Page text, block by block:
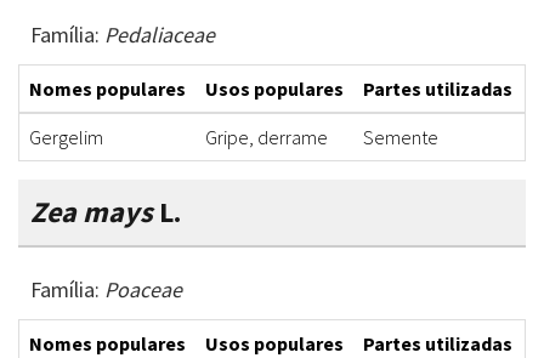
Família: Pedaliaceae
Nomes populares Usos populares Partes utilizadas
Gergelim
Gripe, derrame Semente
Zea maysL.
Família: Poaceae
Nomes populares Usos populares Partes utilizadas